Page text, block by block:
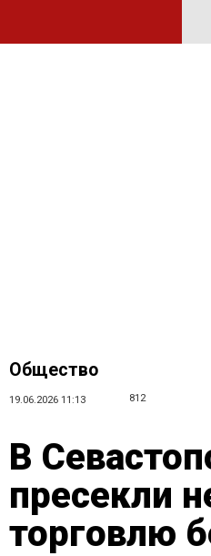
Общество
19.06.2026 11:13 812
В
пресекли
торговлю